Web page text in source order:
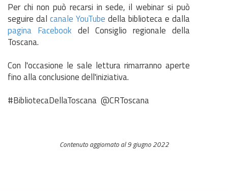
Per chi non può recarsi in sede, il webinar si può
seguire dal canale YouTube della biblioteca e dalla
pagina Facebook del Consiglio regionale della
Toscana.
Con l'occasione le sale lettura rimarranno aperte
fino alla conclusione dell'iniziativa.
#BibliotecaDellaToscana @CRToscana
Contenuto aggiornato al 9 giugno 2022